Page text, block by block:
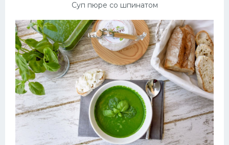
Суп пюре со шпинатом